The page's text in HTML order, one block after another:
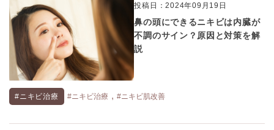
投稿日：2024年09月19日
鼻の頭にできるニキビは内臓が
不調のサイン？原因と対策を解
説
#ニキビ治療 #ニキビ治療 , #ニキビ肌改善